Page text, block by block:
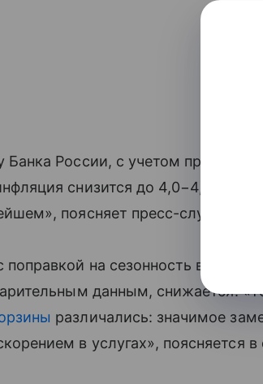
Банка России, c учетом
снизится до 4,0−4,5% в
поясняет пресс-служба ЦБ.
на сезонность в
данным, снижается.
различались: значимое
в услугах», поясняется